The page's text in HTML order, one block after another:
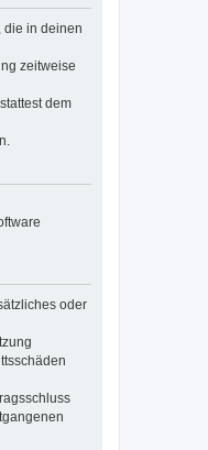
die in deinen
zeitweise
dem
oder